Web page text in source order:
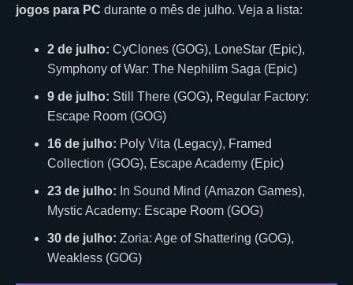
jogos para PC durante o mês de julho. Veja a lista:
2 de julho: CyClones (GOG), LoneStar (Epic),
Symphony of War: The Nephilim Saga (Epic)
9 de julho: Still There (GOG), Regular Factory:
Escape Room (GOG)
16 de julho: Poly Vita (Legacy), Framed
Collection (GOG), Escape Academy (Epic)
23 de julho: In Sound Mind (Amazon Games),
Mystic Academy: Escape Room (GOG)
30 de julho: Zoria: Age of Shattering (GOG),
Weakless (GOG)